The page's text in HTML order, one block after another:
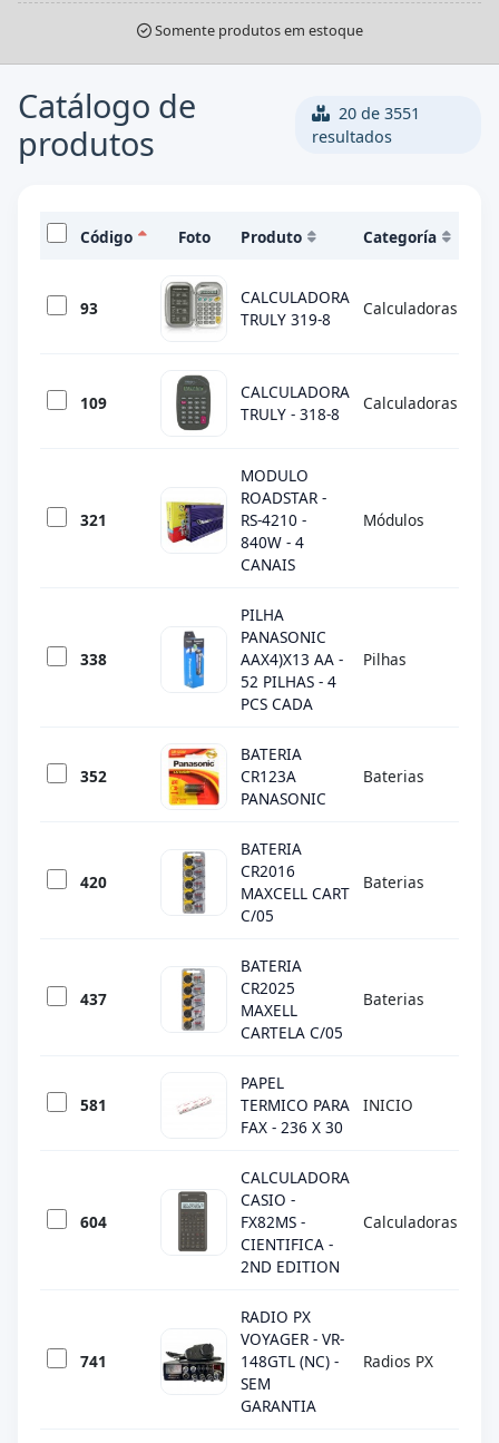
Somente produtos em estoque
Catálogo de
produtos
20 de 3551
resultados
Código Foto Produto Categoría
93
CALCULADORA
TRULY 319-8
Calculadoras
109
CALCULADORA
TRULY - 318-8
Calculadoras
321
MODULO
ROADSTAR -
RS-4210 -
840W - 4
CANAIS
Módulos
338
PILHA
PANASONIC
AAX4)X13 AA -
52 PILHAS - 4
PCS CADA
Pilhas
352
BATERIA
CR123A
PANASONIC
Baterias
420
BATERIA
CR2016
MAXCELL CART
C/05
Baterias
437
BATERIA
CR2025
MAXELL
CARTELA C/05
Baterias
581
PAPEL
TERMICO PARA
FAX - 236 X 30
INICIO
604
CALCULADORA
CASIO -
FX82MS -
CIENTIFICA -
2ND EDITION
Calculadoras
741
RADIO PX
VOYAGER - VR-
148GTL (NC) -
SEM
GARANTIA
Radios PX